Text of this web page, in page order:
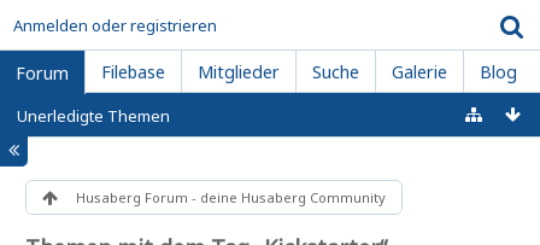
Anmelden oder registrieren
Forum Filebase Mitglieder Suche Galerie Blog
Unerledigte Themen
Husaberg Forum - deine Husaberg Community